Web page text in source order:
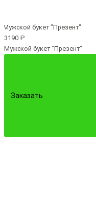
3190 ₽
Мужской букет "Презент"
Заказать